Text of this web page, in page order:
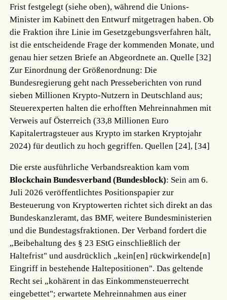
Frist festgelegt (siehe oben), während die Unions-
Minister im Kabinett den Entwurf mitgetragen haben. Ob
die Fraktion ihre Linie im Gesetzgebungsverfahren hält,
ist die entscheidende Frage der kommenden Monate, und
genau hier setzen Briefe an Abgeordnete an.Quelle [32]
Zur Einordnung der Größenordnung: Die
Bundesregierung geht nach Presseberichten von rund
sieben Millionen Krypto-Nutzern in Deutschland aus;
Steuerexperten halten die erhofften Mehreinnahmen mit
Verweis auf Österreich (33,8 Millionen Euro
Kapitalertragsteuer aus Krypto im starken Kryptojahr
2024) für deutlich zu hoch gegriffen.Quellen [24], [34]
Die erste ausführliche Verbandsreaktion kam vom
Blockchain Bundesverband (Bundesblock): Sein am 6.
Juli 2026 veröffentlichtes Positionspapier zur
Besteuerung von Kryptowerten richtet sich direkt an das
Bundeskanzleramt, das BMF, weitere Bundesministerien
und die Bundestagsfraktionen. Der Verband fordert die
„Beibehaltung des § 23 EStG einschließlich der
Haltefrist" und ausdrücklich „kein[en] rückwirkende[n]
Eingriff in bestehende Haltepositionen". Das geltende
Recht sei „kohärent in das Einkommensteuerrecht
eingebettet"; erwartete Mehreinnahmen aus einer